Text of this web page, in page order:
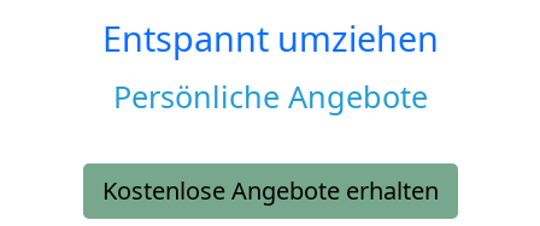
Entspannt umziehen
Persönliche Angebote
Kostenlose Angebote erhalten